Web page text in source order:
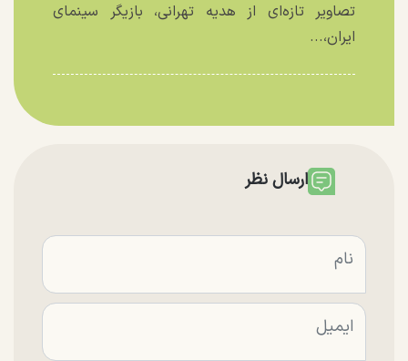
تصاویر تازه‌ای از هدیه تهرانی، بازیگر سینمای
ایران،...
ارسال نظر